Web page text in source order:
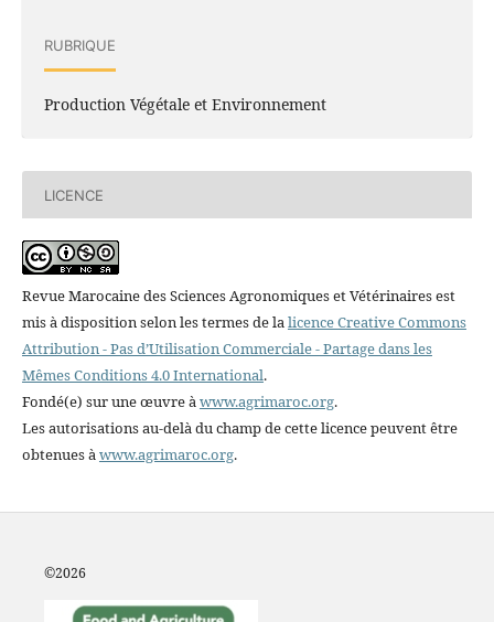
RUBRIQUE
Production Végétale et Environnement
LICENCE
Revue Marocaine des Sciences Agronomiques et Vétérinaires est
mis à disposition selon les termes de lalicence Creative Commons
Attribution - Pas d’Utilisation Commerciale - Partage dans les
Mêmes Conditions 4.0 International.
Fondé(e) sur une œuvre àwww.agrimaroc.org.
Les autorisations au-delà du champ de cette licence peuvent être
obtenues àwww.agrimaroc.org.
©2026